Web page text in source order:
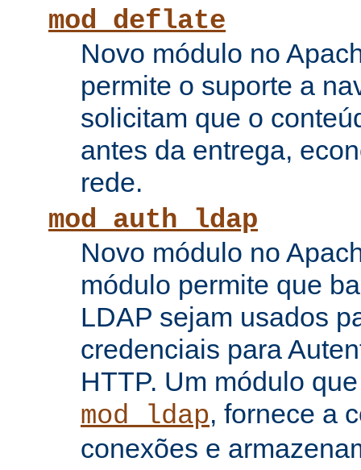
mod_deflate
Novo módulo no
permite o suporte a
solicitam que o
antes da entrega,
rede.
mod_auth_ldap
Novo módulo no
módulo permite que
LDAP sejam usados
credenciais para
HTTP. Um módulo
mod_ldap, fornece a
conexões e